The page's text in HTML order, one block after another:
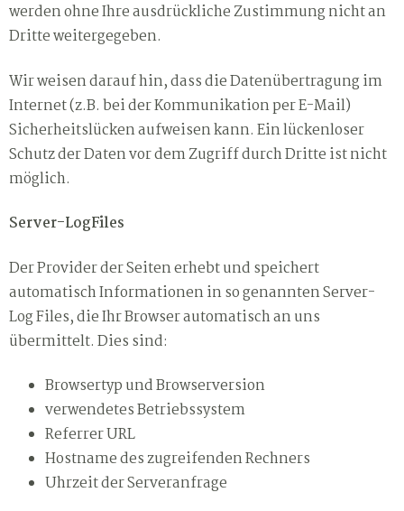
werden ohne Ihre ausdrückliche Zustimmung nicht an
Dritte weitergegeben.
Wir weisen darauf hin, dass die Datenübertragung im
Internet (z.B. bei der Kommunikation per E-Mail)
Sicherheitslücken aufweisen kann. Ein lückenloser
Schutz der Daten vor dem Zugriff durch Dritte ist nicht
möglich.
Server-LogFiles
Der Provider der Seiten erhebt und speichert
automatisch Informationen in so genannten Server-
Log Files, die Ihr Browser automatisch an uns
übermittelt. Dies sind:
Browsertyp und Browserversion
verwendetes Betriebssystem
Referrer URL
Hostname des zugreifenden Rechners
Uhrzeit der Serveranfrage